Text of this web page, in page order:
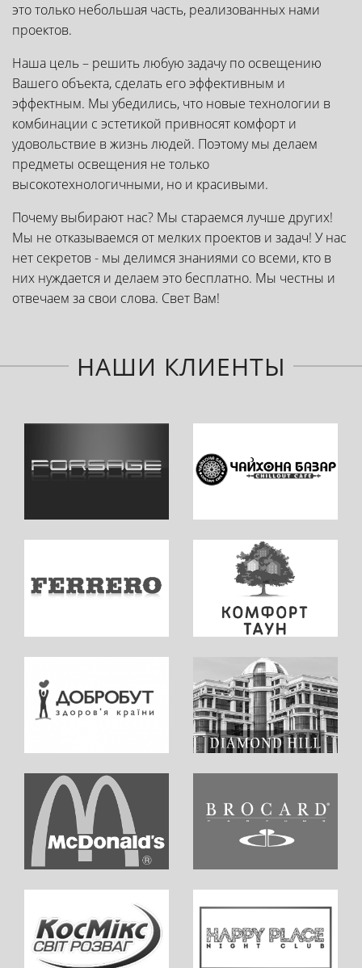
это только небольшая часть, реализованных нами
проектов.
Наша цель – решить любую задачу по освещению
Вашего объекта, сделать его эффективным и
эффектным. Мы убедились, что новые технологии в
комбинации с эстетикой привносят комфорт и
удовольствие в жизнь людей. Поэтому мы делаем
предметы освещения не только
высокотехнологичными, но и красивыми.
Почему выбирают нас? Мы стараемся лучше других!
Мы не отказываемся от мелких проектов и задач! У нас
нет секретов - мы делимся знаниями со всеми, кто в
них нуждается и делаем это бесплатно. Мы честны и
отвечаем за свои слова. Свет Вам!
НАШИ КЛИЕНТЫ